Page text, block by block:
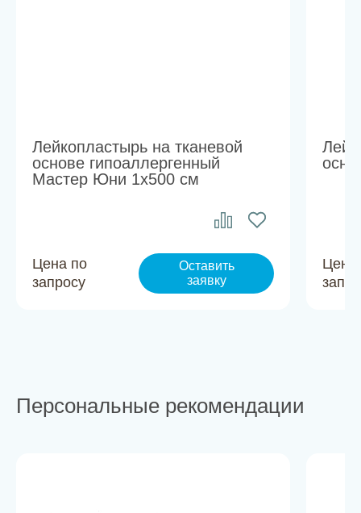
Лейкопластырь на тканевой
основе гипоаллергенный
Мастер Юни 1х500 см
Цена по
запросу
Оставить
заявку
Цена
Персональные рекомендации